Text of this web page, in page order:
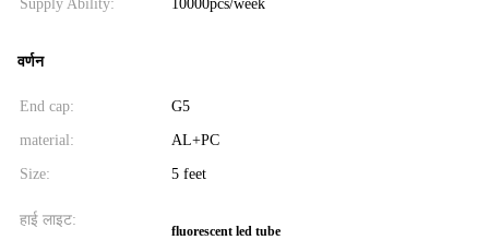
Supply Ability: 10000pcs/week
वर्णन
End cap: G5
material: AL+PC
Size: 5 feet
हाई लाइट:
fluorescent led tube